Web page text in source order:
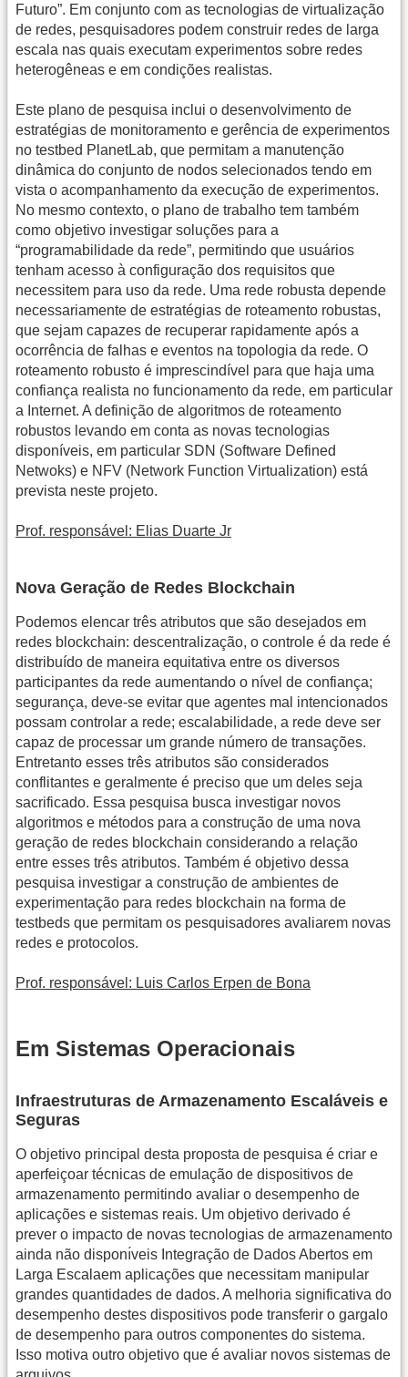
Futuro”. Em conjunto com as tecnologias de virtualização
de redes, pesquisadores podem construir redes de larga
escala nas quais executam experimentos sobre redes
heterogêneas e em condições realistas.
Este plano de pesquisa inclui o desenvolvimento de
estratégias de monitoramento e gerência de experimentos
no testbed PlanetLab, que permitam a manutenção
dinâmica do conjunto de nodos selecionados tendo em
vista o acompanhamento da execução de experimentos.
No mesmo contexto, o plano de trabalho tem também
como objetivo investigar soluções para a
“programabilidade da rede”, permitindo que usuários
tenham acesso à configuração dos requisitos que
necessitem para uso da rede. Uma rede robusta depende
necessariamente de estratégias de roteamento robustas,
que sejam capazes de recuperar rapidamente após a
ocorrência de falhas e eventos na topologia da rede. O
roteamento robusto é imprescindível para que haja uma
confiança realista no funcionamento da rede, em particular
a Internet. A definição de algoritmos de roteamento
robustos levando em conta as novas tecnologias
disponíveis, em particular SDN (Software Defined
Netwoks) e NFV (Network Function Virtualization) está
prevista neste projeto.
Prof. responsável: Elias Duarte Jr
Nova Geração de Redes Blockchain
Podemos elencar três atributos que são desejados em
redes blockchain: descentralização, o controle é da rede é
distribuído de maneira equitativa entre os diversos
participantes da rede aumentando o nível de confiança;
segurança, deve-se evitar que agentes mal intencionados
possam controlar a rede; escalabilidade, a rede deve ser
capaz de processar um grande número de transações.
Entretanto esses três atributos são considerados
conflitantes e geralmente é preciso que um deles seja
sacrificado. Essa pesquisa busca investigar novos
algoritmos e métodos para a construção de uma nova
geração de redes blockchain considerando a relação
entre esses três atributos. Também é objetivo dessa
pesquisa investigar a construção de ambientes de
experimentação para redes blockchain na forma de
testbeds que permitam os pesquisadores avaliarem novas
redes e protocolos.
Prof. responsável: Luis Carlos Erpen de Bona
Em Sistemas Operacionais
Infraestruturas de Armazenamento Escaláveis e
Seguras
O objetivo principal desta proposta de pesquisa é criar e
aperfeiçoar técnicas de emulação de dispositivos de
armazenamento permitindo avaliar o desempenho de
aplicações e sistemas reais. Um objetivo derivado é
prever o impacto de novas tecnologias de armazenamento
ainda não disponı́veis Integração de Dados Abertos em
Larga Escalaem aplicações que necessitam manipular
grandes quantidades de dados. A melhoria significativa do
desempenho destes dispositivos pode transferir o gargalo
de desempenho para outros componentes do sistema.
Isso motiva outro objetivo que é avaliar novos sistemas de